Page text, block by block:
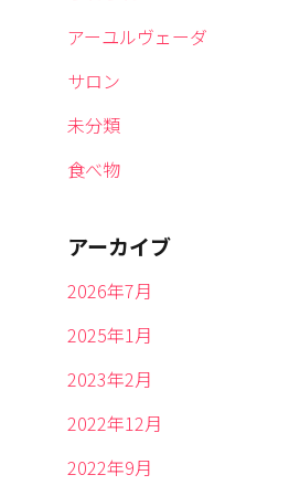
アーユルヴェーダ
サロン
未分類
食べ物
アーカイブ
2026年7月
2025年1月
2023年2月
2022年12月
2022年9月